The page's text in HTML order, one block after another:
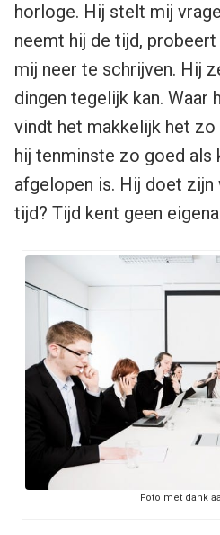
horloge. Hij stelt mij
neemt hij de tijd,
mij neer te schrijven. Hij
dingen tegelijk kan. Waar
vindt het makkelijk het zo
hij tenminste zo goed als
afgelopen is. Hij doet zijn
tijd? Tijd kent geen
Foto met dank